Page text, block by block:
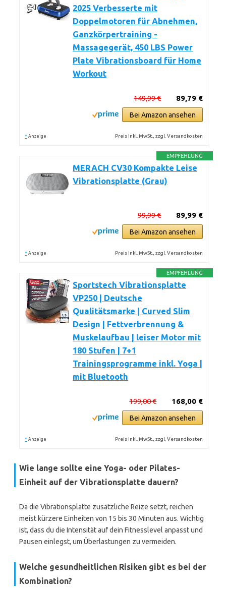
2025 Verbesserte mit
Doppelmotoren für Abnehmen,
Ganzkörpertraining -
Massagegerät, 450 LBS Power
Plate Vibrationsboard für Home
Workout
89,79 €
149,99 €
Bei Amazon ansehen
* Anzeige Preis inkl. MwSt., zzgl. Versandkosten
EMPFEHLUNG
MERACH CV30 Kompakte Leise
Vibrationsplatte (Grau)
89,99 €
99,99 €
Bei Amazon ansehen
* Anzeige Preis inkl. MwSt., zzgl. Versandkosten
EMPFEHLUNG
Sportstech Vibrationsplatte
VP250 | Deutsche
Qualitätsmarke | Curved Slim
Design | Fettverbrennung &
Muskelaufbau | leiser Motor mit
180 Stufen | 7+1
Trainingsprogramme inkl. Yoga |
mit Bluetooth
168,00 €
199,00 €
Bei Amazon ansehen
* Anzeige Preis inkl. MwSt., zzgl. Versandkosten
Wie lange sollte eine Yoga- oder Pilates-
Einheit auf der Vibrationsplatte dauern?
Da die Vibrationsplatte zusätzliche Reize setzt, reichen
meist kürzere Einheiten von 15 bis 30 Minuten aus. Wichtig
ist, dass du die Intensität auf dein Fitnesslevel anpasst und
Pausen einlegst, um Überlastungen zu vermeiden.
Welche gesundheitlichen Risiken gibt es bei der
Kombination?